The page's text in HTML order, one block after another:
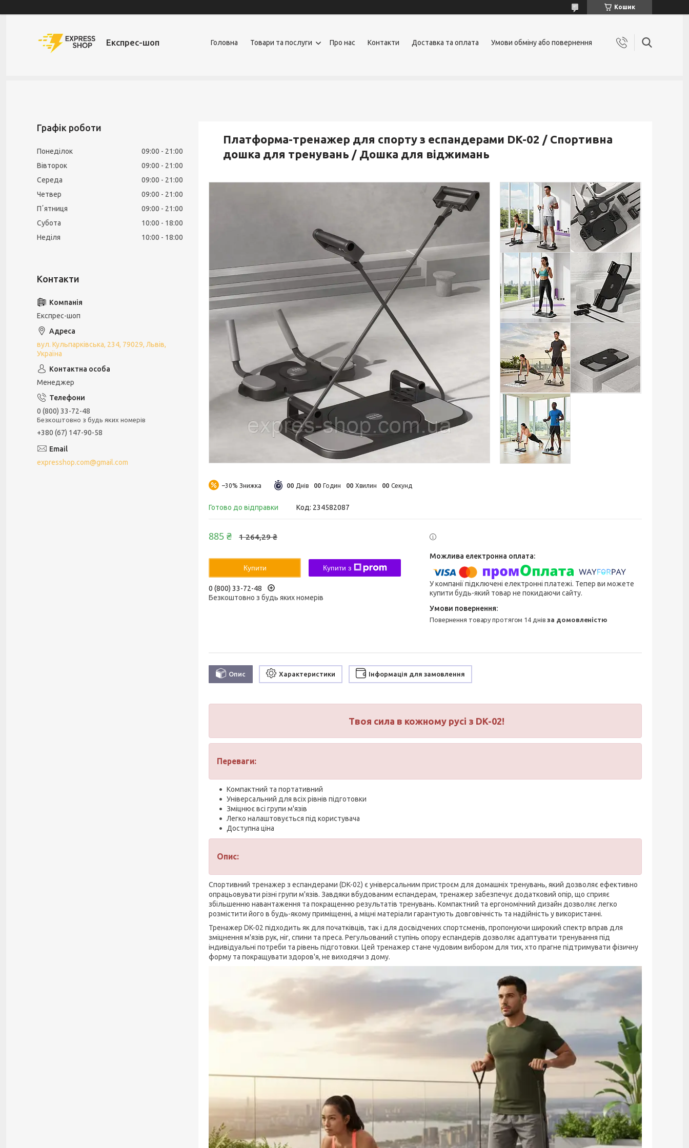
Кошик
Експрес-шоп Головна Товари та послуги Про нас Контакти Доставка та оплата Умови обміну або повернення
Платформа-тренажер для спорту з еспандерами DK-02 / Спортивна
дошка для тренувань / Дошка для віджимань
–30% 00 Днів 00 Годин 00 Хвилин 00 Секунд
Готово до відправки Код: 234582087
1 264,29 ₴
885 ₴
Купити Купити з
0 (800) 33-72-48
Безкоштовно з будь яких номерів
У компанії підключені електронні платежі. Тепер ви можете
купити будь-який товар не покидаючи сайту.
повернення товару протягом 14 днівза домовленістю
Опис Характеристики Інформація для замовлення
Твоя сила в кожному русі з DK-02!
Переваги:
Компактний та портативний
Універсальний для всіх рівнів підготовки
Зміцнює всі групи м'язів
Легко налаштовується під користувача
Доступна ціна
Опис:
Спортивний тренажер з еспандерами (DK-02) є універсальним пристроєм для домашніх тренувань, який дозволяє ефективно
опрацьовувати різні групи м'язів. Завдяки вбудованим еспандерам, тренажер забезпечує додатковий опір, що сприяє
збільшенню навантаження та покращенню результатів тренувань. Компактний та ергономічний дизайн дозволяє легко
розмістити його в будь-якому приміщенні, а міцні матеріали гарантують довговічність та надійність у використанні.
Тренажер DK-02 підходить як для початківців, так і для досвідчених спортсменів, пропонуючи широкий спектр вправ для
зміцнення м'язів рук, ніг, спини та преса. Регульований ступінь опору еспандерів дозволяє адаптувати тренування під
індивідуальні потреби та рівень підготовки. Цей тренажер стане чудовим вибором для тих, хто прагне підтримувати фізичну
форму та покращувати здоров'я, не виходячи з дому.
Графік роботи
Понеділок 09:00
21:00
Вівторок
09:00
21:00
Середа
09:00
21:00
Четвер
09:00
21:00
Пʼятниця
09:00
21:00
Субота
10:00
18:00
Неділя
10:00 18:00
Експрес-шоп
вул. Кульпарківська, 234, 79029, Львів,
Україна
Менеджер
0 (800) 33-72-48
Безкоштовно з будь яких номерів
+380 (67) 147-90-58
expresshop.com@gmail.com